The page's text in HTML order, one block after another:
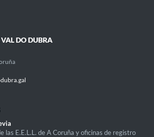
DO DUBRA
las E.E.L.L. de A Coruña y oficinas de registro